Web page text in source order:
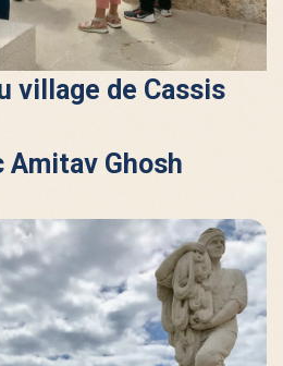
village de Cassis
Amitav Ghosh